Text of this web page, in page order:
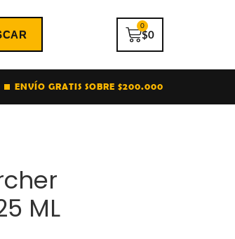
$0
0
ENVÍO GRATIS SOBRE $200.000
ML